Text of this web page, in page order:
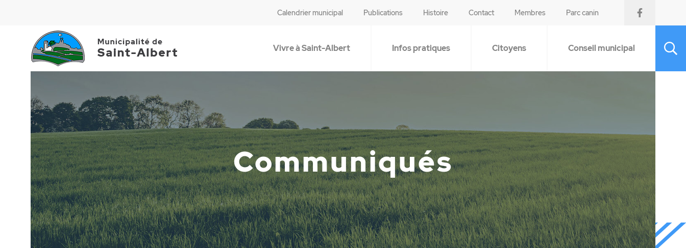
Calendrier municipal Publications Histoire Contact Membres Parc canin
Vivre à Saint-Albert Infos pratiques Citoyens Conseil municipal
Communiqués